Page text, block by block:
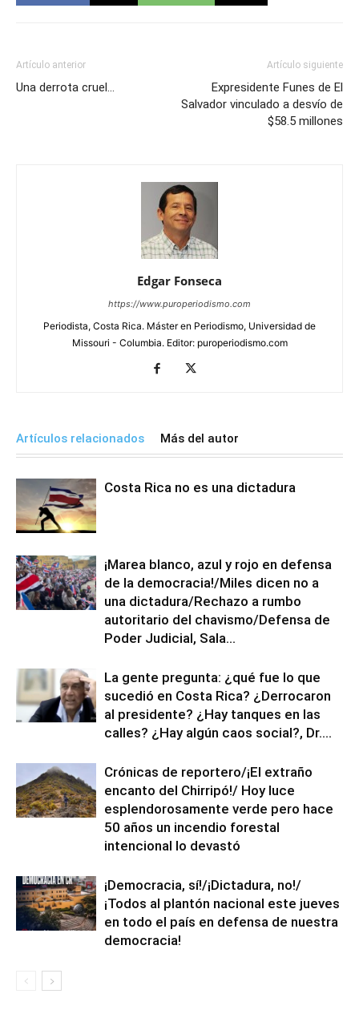
Artículo anterior
Una derrota cruel…
Artículo siguiente
Expresidente Funes de El
Salvador vinculado a desvío de
$58.5 millones
Edgar Fonseca
https://www.puroperiodismo.com
Periodista, Costa Rica. Máster en Periodismo, Universidad de
Missouri - Columbia. Editor: puroperiodismo.com
Artículos relacionados Más del autor
Costa Rica no es una dictadura
¡Marea blanco, azul y rojo en defensa
de la democracia!/Miles dicen no a
una dictadura/Rechazo a rumbo
autoritario del chavismo/Defensa de
Poder Judicial, Sala...
La gente pregunta: ¿qué fue lo que
sucedió en Costa Rica? ¿Derrocaron
al presidente? ¿Hay tanques en las
calles? ¿Hay algún caos social?, Dr....
Crónicas de reportero/¡El extraño
encanto del Chirripó!/ Hoy luce
esplendorosamente verde pero hace
50 años un incendio forestal
intencional lo devastó
¡Democracia, sí!/¡Dictadura, no!/
¡Todos al plantón nacional este jueves
en todo el país en defensa de nuestra
democracia!